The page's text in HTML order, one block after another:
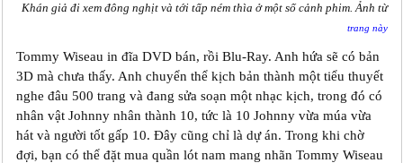
Khán giả đi xem đông nghịt và tới tấp ném thìa ở một số cảnh phim. Ảnh từ
trang này
Tommy Wiseau in đĩa DVD bán, rồi Blu-Ray. Anh hứa sẽ có bản
3D mà chưa thấy. Anh chuyển thể kịch bản thành một tiểu thuyết
nghe đâu 500 trang và đang sửa soạn một nhạc kịch, trong đó có
nhân vật Johnny nhân thành 10, tức là 10 Johnny vừa múa vừa
hát và người tốt gấp 10. Đây cũng chỉ là dự án. Trong khi chờ
đợi, bạn có thể đặt mua quần lót nam mang nhãn Tommy Wiseau